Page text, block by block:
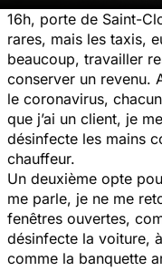
16h, porte de Saint-
rares, mais les taxis,
beaucoup, travailler
conserver un revenu.
le coronavirus,
que j’ai un client, je
désinfecte les mains
chauffeur.
Un deuxième opte
me parle, je ne me
fenêtres ouvertes,
désinfecte la voiture,
comme la banquette